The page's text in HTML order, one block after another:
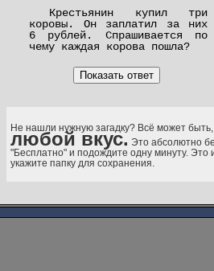
Крестьянин купил три
коровы. Он заплатил за них
6 рублей. Спрашивается по
чему каждая корова пошла?
Показать ответ
Не нашли нужную загадку? Всё может
любой вкус. Это абсолютно
"Бесплатно" и подождите одну минуту.
укажите папку для сохранения.